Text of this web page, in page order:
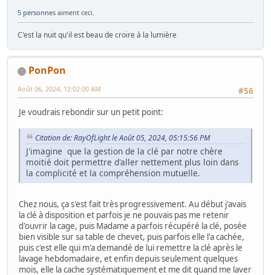
5 personnes aiment ceci.
C'est la nuit qu'il est beau de croire à la lumière
PonPon
#56
Août 06, 2024, 12:02:00 AM
Je voudrais rebondir sur un petit point:
Citation de: RayOfLight le Août 05, 2024, 05:15:56 PM
J'imagine que la gestion de la clé par notre chère
moitié doit permettre d'aller nettement plus loin dans
la complicité et la compréhension mutuelle.
Chez nous, ça s'est fait très progressivement. Au début j'avais
la clé à disposition et parfois je ne pouvais pas me retenir
d'ouvrir la cage, puis Madame a parfois récupéré la clé, posée
bien visible sur sa table de chevet, puis parfois elle l'a cachée,
puis c'est elle qui m'a demandé de lui remettre la clé après le
lavage hebdomadaire, et enfin depuis seulement quelques
mois, elle la cache systématiquement et me dit quand me laver